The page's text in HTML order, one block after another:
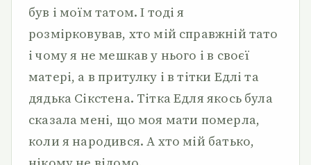
був і моїм татом. І тоді я
розмірковував, хто мій справжній тато
і чому я не мешкав у нього і в своєї
матері, а в притулку і в тітки Едлі та
дядька Сікстена. Тітка Едля якось була
сказала мені, що моя мати померла,
коли я народився. А хто мій батько,